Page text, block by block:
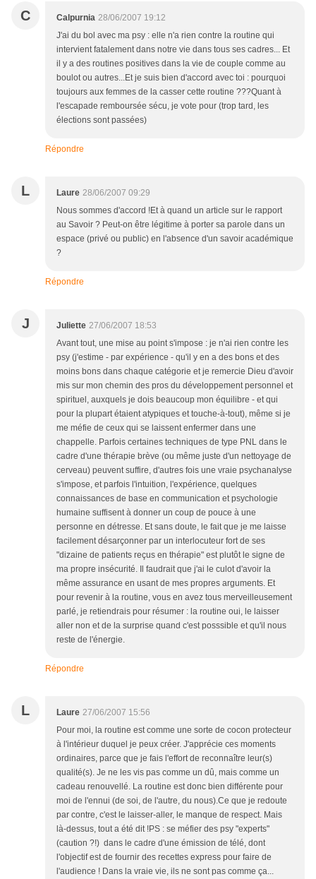
C Calpurnia 28/06/2007 19:12
J'ai du bol avec ma psy : elle n'a rien contre la routine qui
intervient fatalement dans notre vie dans tous ses cadres... Et
il y a des routines positives dans la vie de couple comme au
boulot ou autres...Et je suis bien d'accord avec toi : pourquoi
toujours aux femmes de la casser cette routine ???Quant à
l'escapade remboursée sécu, je vote pour (trop tard, les
élections sont passées)
Répondre
L Laure 28/06/2007 09:29
Nous sommes d'accord !Et à quand un article sur le rapport
au Savoir ? Peut-on être légitime à porter sa parole dans un
espace (privé ou public) en l'absence d'un savoir académique
?
Répondre
J Juliette 27/06/2007 18:53
Avant tout, une mise au point s'impose : je n'ai rien contre les
psy (j'estime - par expérience - qu'il y en a des bons et des
moins bons dans chaque catégorie et je remercie Dieu d'avoir
mis sur mon chemin des pros du développement personnel et
spirituel, auxquels je dois beaucoup mon équilibre - et qui
pour la plupart étaient atypiques et touche-à-tout), même si je
me méfie de ceux qui se laissent enfermer dans une
chappelle. Parfois certaines techniques de type PNL dans le
cadre d'une thérapie brève (ou même juste d'un nettoyage de
cerveau) peuvent suffire, d'autres fois une vraie psychanalyse
s'impose, et parfois l'intuition, l'expérience, quelques
connaissances de base en communication et psychologie
humaine suffisent à donner un coup de pouce à une
personne en détresse. Et sans doute, le fait que je me laisse
facilement désarçonner par un interlocuteur fort de ses
"dizaine de patients reçus en thérapie" est plutôt le signe de
ma propre insécurité. Il faudrait que j'ai le culot d'avoir la
même assurance en usant de mes propres arguments. Et
pour revenir à la routine, vous en avez tous merveilleusement
parlé, je retiendrais pour résumer : la routine oui, le laisser
aller non et de la surprise quand c'est posssible et qu'il nous
reste de l'énergie.
Répondre
L Laure 27/06/2007 15:56
Pour moi, la routine est comme une sorte de cocon protecteur
à l'intérieur duquel je peux créer. J'apprécie ces moments
ordinaires, parce que je fais l'effort de reconnaître leur(s)
qualité(s). Je ne les vis pas comme un dû, mais comme un
cadeau renouvellé. La routine est donc bien différente pour
moi de l'ennui (de soi, de l'autre, du nous).Ce que je redoute
par contre, c'est le laisser-aller, le manque de respect. Mais
là-dessus, tout a été dit !PS : se méfier des psy "experts"
(caution ?!) dans le cadre d'une émission de télé, dont
l'objectif est de fournir des recettes express pour faire de
l'audience ! Dans la vraie vie, ils ne sont pas comme ça...